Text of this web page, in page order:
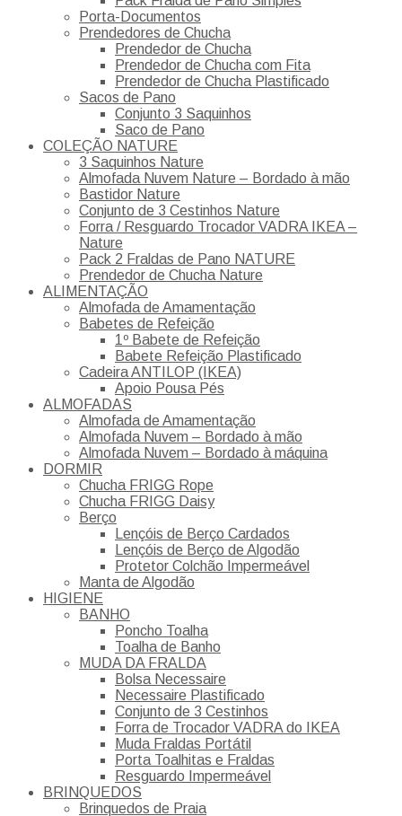
Porta-Documentos
Prendedores de Chucha
Prendedor de Chucha
Prendedor de Chucha com Fita
Prendedor de Chucha Plastificado
Sacos de Pano
Conjunto 3 Saquinhos
Saco de Pano
COLEÇÃO NATURE
3 Saquinhos Nature
Almofada Nuvem Nature – Bordado à mão
Bastidor Nature
Conjunto de 3 Cestinhos Nature
Forra / Resguardo Trocador VADRA IKEA –
Nature
Pack 2 Fraldas de Pano NATURE
Prendedor de Chucha Nature
ALIMENTAÇÃO
Almofada de Amamentação
Babetes de Refeição
1º Babete de Refeição
Babete Refeição Plastificado
Cadeira ANTILOP (IKEA)
Apoio Pousa Pés
ALMOFADAS
Almofada de Amamentação
Almofada Nuvem – Bordado à mão
Almofada Nuvem – Bordado à máquina
DORMIR
Chucha FRIGG Rope
Chucha FRIGG Daisy
Berço
Lençóis de Berço Cardados
Lençóis de Berço de Algodão
Protetor Colchão Impermeável
Manta de Algodão
HIGIENE
BANHO
Poncho Toalha
Toalha de Banho
MUDA DA FRALDA
Bolsa Necessaire
Necessaire Plastificado
Conjunto de 3 Cestinhos
Forra de Trocador VADRA do IKEA
Muda Fraldas Portátil
Porta Toalhitas e Fraldas
Resguardo Impermeável
BRINQUEDOS
Brinquedos de Praia